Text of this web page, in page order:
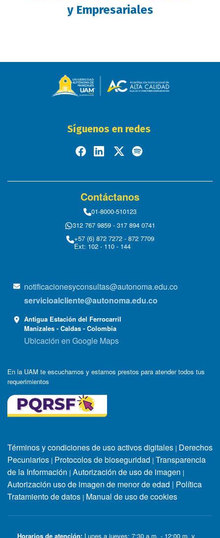
y Empresariales
Síguenos en redes
Contáctanos
01-8000-510123
312 767 9859 - 317 894 0741
+57 (6) 872 7272 - 872 7709
Ext: 102 - 110 - 144
notificacionesyconsultas@autonoma.edu.co
servicioalcliente@autonoma.edu.co
Antigua Estación del Ferrocarril
Manizales - Caldas - Colombia
Ubicación en Google Maps
En la UAM te escuchamos y estamos prestos para atender todos tus
requerimientos
Términos y condiciones de uso activos digitales | Derechos
Pecuniarios | Protocolos de bioseguridad | Transparencia
de la Información | Autorización de uso de imagen |
Autorización uso de imagen de menor de edad | Política
Tratamiento de datos | Manual de uso de cookies
Horarios de atención: Lunes a jueves: 7:30 a.m. - 12:00 m. y